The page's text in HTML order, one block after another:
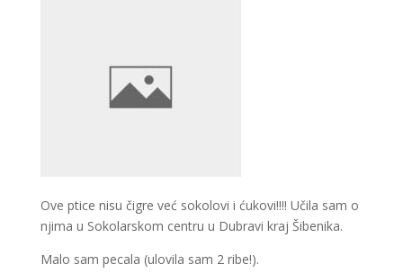
Ove ptice nisu čigre već sokolovi i ćukovi!!!! Učila sam o
njima u Sokolarskom centru u Dubravi kraj Šibenika.
Malo sam pecala (ulovila sam 2 ribe!).